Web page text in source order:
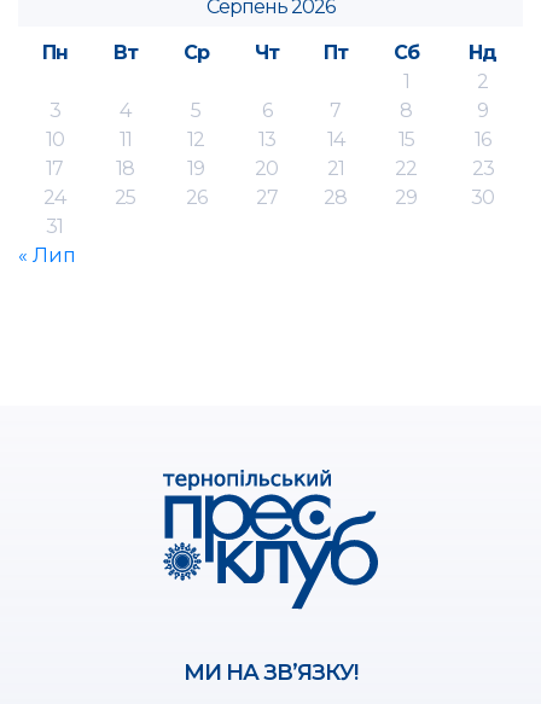
Серпень 2026
Пн
Вт Ср Чт Пт Сб
Нд
1
2
3
4 5 6 7 8
9
10
11 12 13 14 15
16
17
18 19 20 21 22
23
24
25 26 27 28 29
30
31
« Лип
МИ НА ЗВ’ЯЗКУ!